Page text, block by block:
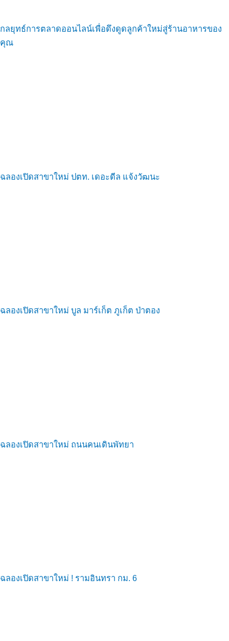
กลยุทธ์การตลาดออนไลน์เพื่อดึงดูดลูกค้าใหม่สู่ร้านอาหารของ
คุณ
ฉลองเปิดสาขาใหม่ ปตท. เดอะดีล แจ้งวัฒนะ
ฉลองเปิดสาขาใหม่ บูล มาร์เก็ต ภูเก็ต ป่าตอง
ฉลองเปิดสาขาใหม่ ถนนคนเดินพัทยา
ฉลองเปิดสาขาใหม่ ! รามอินทรา กม. 6